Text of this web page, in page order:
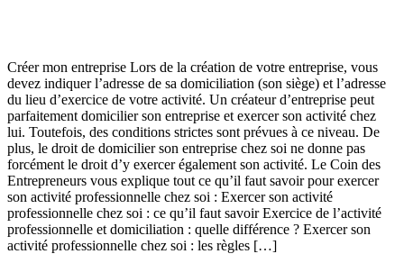
Créer mon entreprise Lors de la création de votre entreprise, vous
devez indiquer l’adresse de sa domiciliation (son siège) et l’adresse
du lieu d’exercice de votre activité. Un créateur d’entreprise peut
parfaitement domicilier son entreprise et exercer son activité chez
lui. Toutefois, des conditions strictes sont prévues à ce niveau. De
plus, le droit de domicilier son entreprise chez soi ne donne pas
forcément le droit d’y exercer également son activité. Le Coin des
Entrepreneurs vous explique tout ce qu’il faut savoir pour exercer
son activité professionnelle chez soi : Exercer son activité
professionnelle chez soi : ce qu’il faut savoir Exercice de l’activité
professionnelle et domiciliation : quelle différence ? Exercer son
activité professionnelle chez soi : les règles […]